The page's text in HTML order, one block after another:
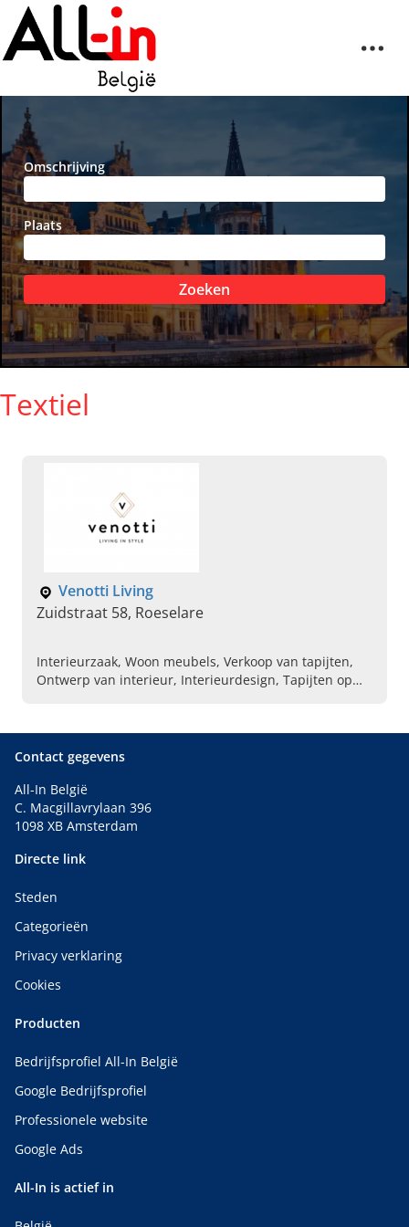
Omschrijving
Plaats
Zoeken
Textiel
Venotti Living
Zuidstraat 58, Roeselare
Interieurzaak, Woon meubels, Verkoop van tapijten,
Ontwerp van interieur, Interieurdesign, Tapijten op
Contact gegevens
All-In België
C. Macgillavrylaan 396
1098 XB Amsterdam
Directe link
Steden
Categorieën
Privacy verklaring
Cookies
Producten
Bedrijfsprofiel All-In België
Google Bedrijfsprofiel
Professionele website
Google Ads
All-In is actief in